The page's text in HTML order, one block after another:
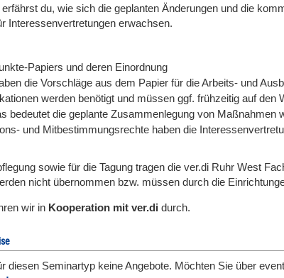
du, wie sich die geplanten Änderungen und die
Interessenvertretungen erwachsen.
Papiers und deren Einordnung
die Vorschläge aus dem Papier für die Arbeits- und
werden benötigt und müssen ggf. frühzeitig auf den
bedeutet die geplante Zusammenlegung von Maßnahmen
und Mitbestimmungsrechte haben die
sowie für die Tagung tragen die ver.di Ruhr West
nicht übernommen bzw. müssen durch die
wir in Kooperation mit ver.di durch.
diesen Seminartyp keine Angebote. Möchten Sie über